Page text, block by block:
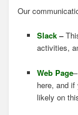
Our
Slack–
activities,
Web Page
here, and
likely on